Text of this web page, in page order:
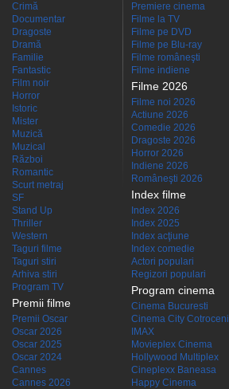
Crimă
Documentar
Dragoste
Dramă
Familie
Fantastic
Film noir
Horror
Istoric
Mister
Muzică
Muzical
Război
Romantic
Scurt metraj
SF
Stand Up
Thriller
Western
Taguri filme
Taguri stiri
Arhiva stiri
Program TV
Premii filme
Premii Oscar
Oscar 2026
Oscar 2025
Oscar 2024
Cannes
Cannes 2026
Premiere cinema
Filme la TV
Filme pe DVD
Filme pe Blu-ray
Filme româneşti
Filme indiene
Filme 2026
Filme noi 2026
Actiune 2026
Comedie 2026
Dragoste 2026
Horror 2026
Indiene 2026
Româneşti 2026
Index filme
Index 2026
Index 2025
Index acţiune
Index comedie
Actori populari
Regizori populari
Program cinema
Cinema Bucuresti
Cinema City Cotroceni
IMAX
Movieplex Cinema
Hollywood Multiplex
Cineplexx Baneasa
Happy Cinema